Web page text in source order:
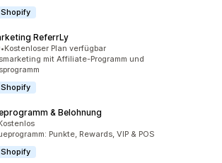
ReferrLy
insgesamt
•Kostenloser Plan verfügbar
mit Affiliate-Programm und
& Belohnung
insgesamt
Punkte, Rewards, VIP & POS